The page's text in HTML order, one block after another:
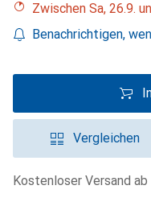
Zwischen Sa, 26.9.
Benachrichtigen,
Vergleichen
Kostenloser Versand